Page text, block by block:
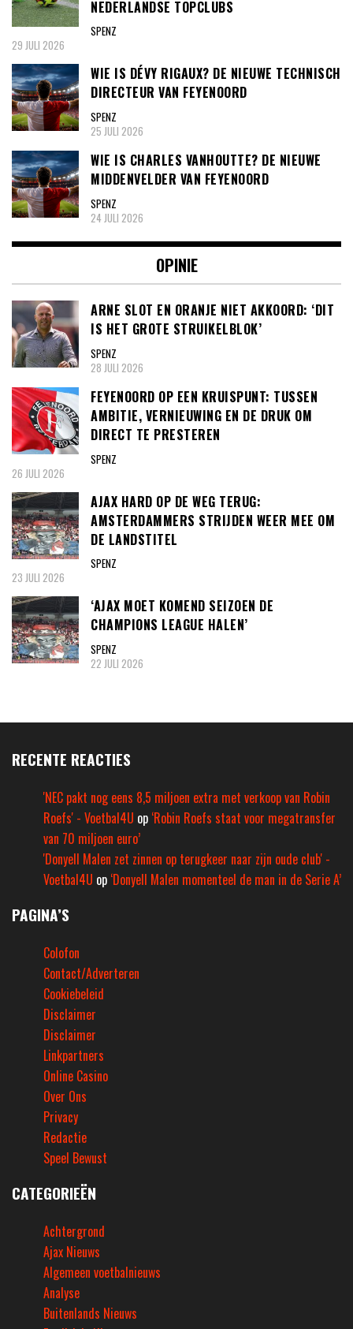
NEDERLANDSE TOPCLUBS
SPENZ
29 JULI 2026
WIE IS DÉVY RIGAUX? DE NIEUWE TECHNISCH
DIRECTEUR VAN FEYENOORD
SPENZ
25 JULI 2026
WIE IS CHARLES VANHOUTTE? DE NIEUWE
MIDDENVELDER VAN FEYENOORD
SPENZ
24 JULI 2026
OPINIE
ARNE SLOT EN ORANJE NIET AKKOORD: ‘DIT
IS HET GROTE STRUIKELBLOK’
SPENZ
28 JULI 2026
FEYENOORD OP EEN KRUISPUNT: TUSSEN
AMBITIE, VERNIEUWING EN DE DRUK OM
DIRECT TE PRESTEREN
SPENZ
26 JULI 2026
AJAX HARD OP DE WEG TERUG:
AMSTERDAMMERS STRIJDEN WEER MEE OM
DE LANDSTITEL
SPENZ
23 JULI 2026
‘AJAX MOET KOMEND SEIZOEN DE
CHAMPIONS LEAGUE HALEN’
SPENZ
22 JULI 2026
RECENTE REACTIES
'NEC pakt nog eens 8,5 miljoen extra met verkoop van Robin
Roefs' - Voetbal4U op ‘Robin Roefs staat voor megatransfer
van 70 miljoen euro’
'Donyell Malen zet zinnen op terugkeer naar zijn oude club' -
Voetbal4U op ‘Donyell Malen momenteel de man in de Serie A’
PAGINA’S
Colofon
Contact/Adverteren
Cookiebeleid
Disclaimer
Disclaimer
Linkpartners
Online Casino
Over Ons
Privacy
Redactie
Speel Bewust
CATEGORIEËN
Achtergrond
Ajax Nieuws
Algemeen voetbalnieuws
Analyse
Buitenlands Nieuws